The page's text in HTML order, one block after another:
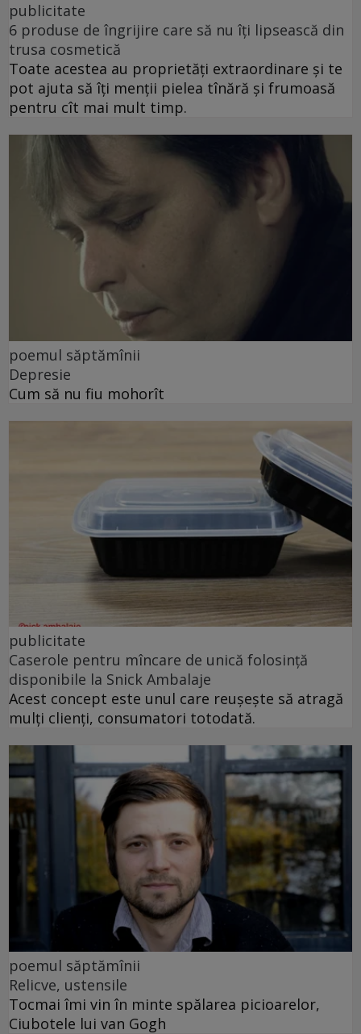
publicitate
6 produse de îngrijire care să nu îți lipsească din
trusa cosmetică
Toate acestea au proprietăți extraordinare și te
pot ajuta să îți menții pielea tînără și frumoasă
pentru cît mai mult timp.
poemul săptămînii
Depresie
Cum să nu fiu mohorît
publicitate
Caserole pentru mîncare de unică folosință
disponibile la Snick Ambalaje
Acest concept este unul care reușește să atragă
mulți clienți, consumatori totodată.
poemul săptămînii
Relicve, ustensile
Tocmai îmi vin în minte spălarea picioarelor,
Ciubotele lui van Gogh